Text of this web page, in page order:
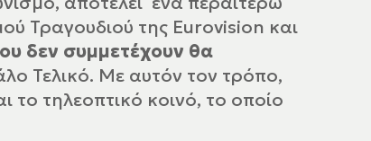
Τραγουδιού της Eurovision και
δεν συμμετέχουν θα
Τελικό. Με αυτόν τον τρόπο,
τηλεοπτικό κοινό, το οποίο